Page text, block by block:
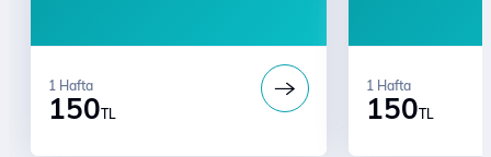
150TL
1 Hafta
150TL
1 Hafta